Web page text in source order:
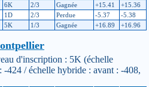
6K 2/3 Gagnée +15.41
+15.36
1D 2/3 Perdue -5.37
-5.38
5K 1/3 Gagnée +16.89 +16.96
d'inscription : 5K (échelle
-424 / échelle hybride : avant : -408,